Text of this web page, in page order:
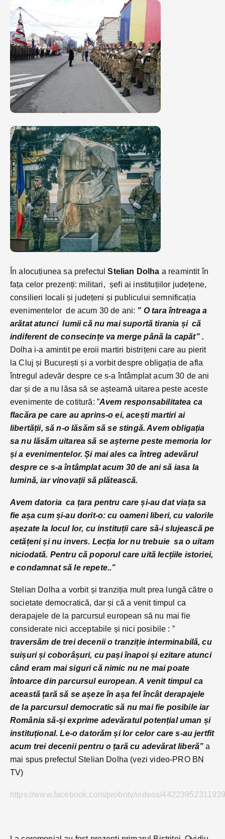
În alocuțiunea sa prefectulStelian Dolha a reamintit în
fața celor prezenți: militari, șefi ai instituțiilor județene,
consilieri locali și județeni și publicului semnificația
evenimentelor de acum 30 de ani: ” O tara întreaga a
arătat atunci lumii că nu mai suportă tirania și că
indiferent de consecințe va merge până la capăt” .
Dolha i-a amintit pe eroii martiri bistrițeni care au pierit
la Cluj și București și a vorbit despre obligația de afla
întregul adevăr despre ce s-a întâmplat acum 30 de ani
dar și de a nu lăsa să se aștearnă uitarea peste aceste
evenimente de cotitură: ”Avem responsabilitatea ca
flacăra pe care au aprins-o ei, acești martiri ai
libertății, să n-o lăsăm să se stingă. Avem obligația
sa nu lăsăm uitarea să se așterne peste memoria lor
și a evenimentelor. Și mai ales ca întreg adevărul
despre ce s-a întâmplat acum 30 de ani să iasa la
lumină, iar vinovații să plătească.
Avem datoria ca țara pentru care și-au dat viața sa
fie așa cum și-au dorit-o: cu oameni liberi, cu valorile
așezate la locul lor, cu instituții care să-i slujească pe
cetățeni și nu invers. Lecția lor nu trebuie sa o uitam
niciodată. Pentru că poporul care uită lecțiile istoriei,
e condamnat să le repete..”
Stelian Dolha a vorbit și tranziția mult prea lungă către o
societate democratică, dar și că a venit timpul ca
derapajele de la parcursul european să nu mai fie
considerate nici acceptabile și nici posibile : ”
traversăm de trei decenii o tranziție interminabilă, cu
suișuri și coborâșuri, cu pași înapoi și ezitare atunci
când eram mai siguri că nimic nu ne mai poate
întoarce din parcursul european. A venit timpul ca
această țară să se așeze în așa fel încât derapajele
de la parcursul democratic să nu mai fie posibile iar
România să-și exprime adevăratul potențial uman și
instituțional. Le-o datorăm și lor celor care s-au jertfit
acum trei decenii pentru o țară cu adevărat liberă”a
mai spus prefectul Stelian Dolha (vezi video-PRO BN
TV)
https://www.facebook.com/probntv/videos/